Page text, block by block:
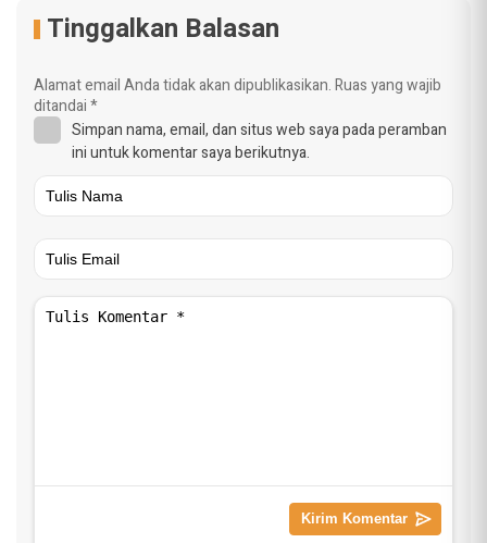
Tinggalkan Balasan
Alamat email Anda tidak akan dipublikasikan.Ruas yang wajib
ditandai*
Simpan nama, email, dan situs web saya pada peramban
ini untuk komentar saya berikutnya.